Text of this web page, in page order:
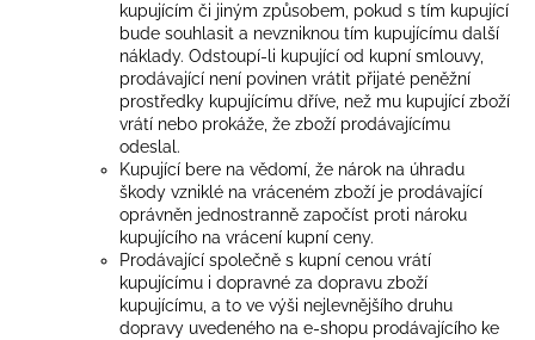
kupujícím či jiným způsobem, pokud s tím kupující
bude souhlasit a nevzniknou tím kupujícímu další
náklady. Odstoupí-li kupující od kupní smlouvy,
prodávající není povinen vrátit přijaté peněžní
prostředky kupujícímu dříve, než mu kupující zboží
vrátí nebo prokáže, že zboží prodávajícímu
odeslal.
Kupující bere na vědomí, že nárok na úhradu
škody vzniklé na vráceném zboží je prodávající
oprávněn jednostranně započíst proti nároku
kupujícího na vrácení kupní ceny.
Prodávající společně s kupní cenou vrátí
kupujícímu i dopravné za dopravu zboží
kupujícímu, a to ve výši nejlevnějšího druhu
dopravy uvedeného na e-shopu prodávajícího ke